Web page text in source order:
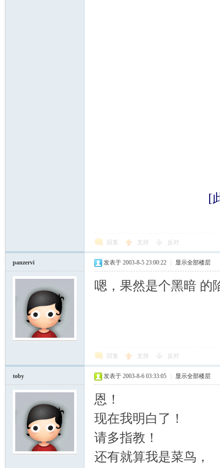
[
回复 支持 反对
panzervi 发表于 2003-8-5 23:00:22 显示全部楼层
嗯，果然是个黑暗 的
回复 支持 反对
toby 发表于 2003-8-6 03:33:05 显示全部楼层
恩！
现在我明白了！
请多指教！
还有就算我是菜鸟，